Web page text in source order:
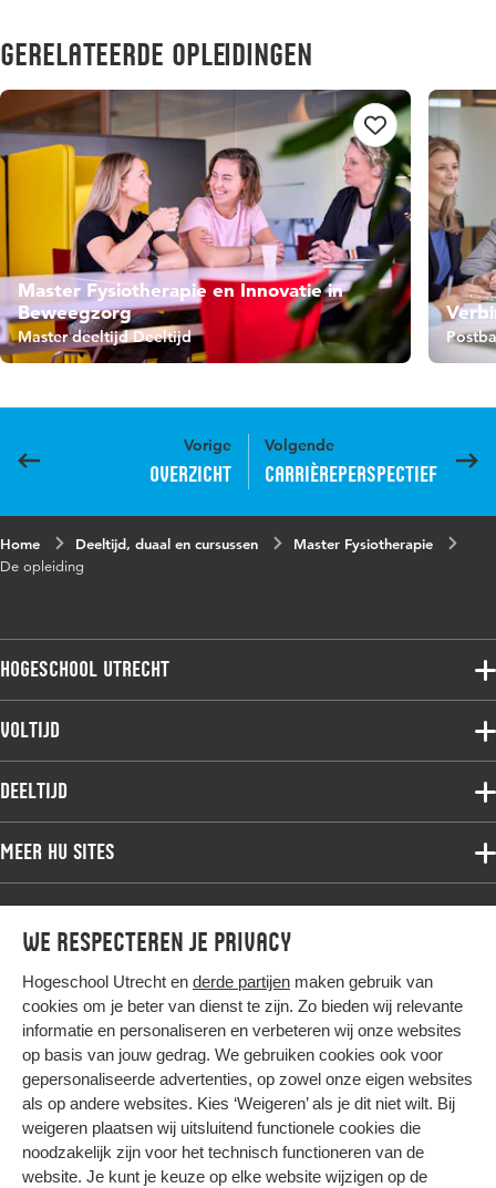
We respecteren je privacy
Hogeschool Utrecht en derde partijen maken gebruik van
cookies om je beter van dienst te zijn. Zo bieden wij relevante
informatie en personaliseren en verbeteren wij onze websites
op basis van jouw gedrag. We gebruiken cookies ook voor
gepersonaliseerde advertenties, op zowel onze eigen websites
als op andere websites. Kies ‘Weigeren’ als je dit niet wilt. Bij
weigeren plaatsen wij uitsluitend functionele cookies die
noodzakelijk zijn voor het technisch functioneren van de
website. Je kunt je keuze op elke website wijzigen op de
Gerelateerde opleidingen
Master Fysiotherapie en Innovatie in
Beweegzorg
Master deeltijd Deeltijd
Vorige
Overzicht
Volgende
Carrièreperspectief
Home Deeltijd, duaal en cursussen
Master Fysiotherapie
De opleiding
Hogeschool Utrecht
Voltijdopleidingen
Deeltijdopleidingen
Onderzoek
Werken bij de HU
Contact
Voltijd
Associate degree
Bachelor
Master
Deeltijd
Associate degree
Bachelor
Master
Post-master
Studiekeuze deeltijd
Meer HU sites
HU International
HU Bibliotheek
HU Ontwikkelt
Duurzame HU
Intranet
Trajectum
Hier komt alles samen
Colofon
Privacy
Cookies